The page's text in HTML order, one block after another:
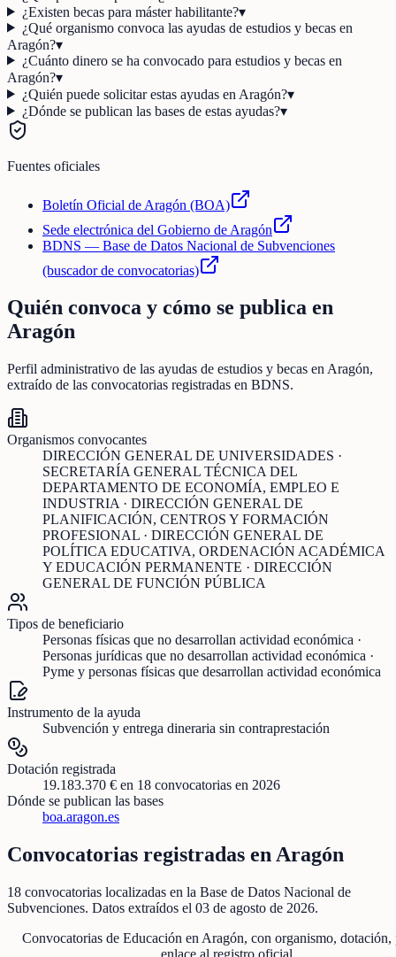
¿Existen becas para máster habilitante?▾
¿Qué organismo convoca las ayudas de estudios y becas en
Aragón?▾
¿Cuánto dinero se ha convocado para estudios y becas en
Aragón?▾
¿Quién puede solicitar estas ayudas en Aragón?▾
¿Dónde se publican las bases de estas ayudas?▾
Fuentes oficiales
Boletín Oficial de Aragón (BOA)
Sede electrónica del Gobierno de Aragón
BDNS — Base de Datos Nacional de Subvenciones
(buscador de convocatorias)
Quién convoca y cómo se publica en
Aragón
Perfil administrativo de las ayudas de estudios y becas en Aragón,
extraído de las convocatorias registradas en BDNS.
Organismos convocantes
DIRECCIÓN GENERAL DE UNIVERSIDADES ·
SECRETARÍA GENERAL TÉCNICA DEL
DEPARTAMENTO DE ECONOMÍA, EMPLEO E
INDUSTRIA · DIRECCIÓN GENERAL DE
PLANIFICACIÓN, CENTROS Y FORMACIÓN
PROFESIONAL · DIRECCIÓN GENERAL DE
POLÍTICA EDUCATIVA, ORDENACIÓN ACADÉMICA
Y EDUCACIÓN PERMANENTE · DIRECCIÓN
GENERAL DE FUNCIÓN PÚBLICA
Tipos de beneficiario
Personas físicas que no desarrollan actividad económica ·
Personas jurídicas que no desarrollan actividad económica ·
Pyme y personas físicas que desarrollan actividad económica
Instrumento de la ayuda
Subvención y entrega dineraria sin contraprestación
Dotación registrada
19.183.370 € en 18 convocatorias en 2026
Dónde se publican las bases
boa.aragon.es
Convocatorias registradas enAragón
18 convocatorias localizadas en la Base de Datos Nacional de
Subvenciones. Datos extraídos el 03 de agosto de 2026.
Convocatorias de Educación en Aragón, con organismo, dotación,